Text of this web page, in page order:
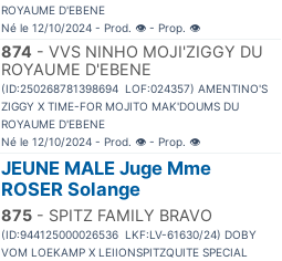
ROYAUME D'EBENE
Né le 12/10/2024 - Prod. 👁 - Prop. 👁
874 - VVS NINHO MOJI'ZIGGY DU
ROYAUME D'EBENE
(ID:250268781398694 LOF:024357) AMENTINO'S
ZIGGY X TIME-FOR MOJITO MAK'DOUMS DU
ROYAUME D'EBENE
Né le 12/10/2024 - Prod. 👁 - Prop. 👁
JEUNE MALE Juge Mme
ROSER Solange
875 - SPITZ FAMILY BRAVO
(ID:944125000026536 LKF:LV-61630/24) DOBY
VOM LOEKAMP X LEIIONSPITZQUITE SPECIAL